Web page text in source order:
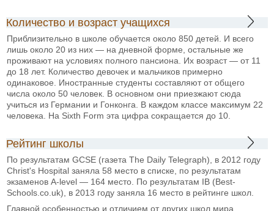
Количество и возраст учащихся
Приблизительно в школе обучается около 850 детей. И всего
лишь около 20 из них — на дневной форме, остальные же
проживают на условиях полного пансиона. Их возраст — от 11
до 18 лет. Количество девочек и мальчиков примерно
одинаковое. Иностранные студенты составляют от общего
числа около 50 человек. В основном они приезжают сюда
учиться из Германии и Гонконга. В каждом классе максимум 22
человека. На Sixth Form эта цифра сокращается до 10.
Рейтинг школы
По результатам GCSE (газета The Daily Telegraph), в 2012 году
Christ's Hospital заняла 58 место в списке, по результатам
экзаменов A-level — 164 место. По результатам IB (Best-
Schools.co.uk), в 2013 году заняла 16 место в рейтинге школ.
Главной особенностью и отличием от других школ мира